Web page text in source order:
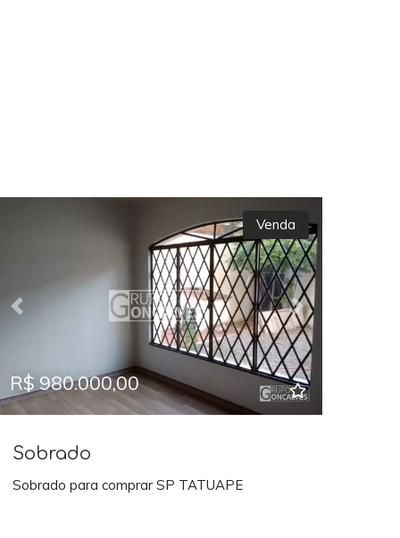
Previous Next
Venda
R$ 980.000,00
Sobrado
Sobrado para comprar SP TATUAPE